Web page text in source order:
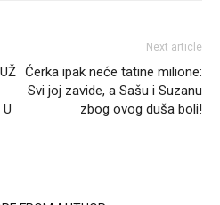
Next article
Ćerka ipak neće tatine milione:
Svi joj zavide, a Sašu i Suzanu
zbog ovog duša boli!